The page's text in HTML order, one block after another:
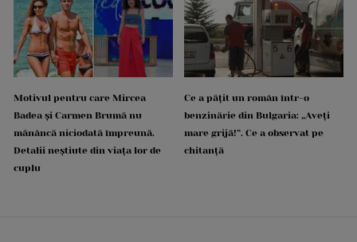
Motivul pentru care Mircea
Badea și Carmen Brumă nu
mănâncă niciodată împreună.
Detalii neștiute din viața lor de
cuplu
Ce a pățit un român într-o
benzinărie din Bulgaria: „Aveți
mare grijă!”. Ce a observat pe
chitanță